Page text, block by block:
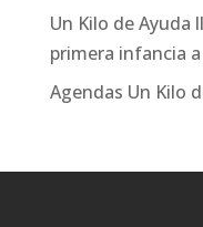
Un Kilo de Ayuda
primera infancia
Agendas Un Kilo